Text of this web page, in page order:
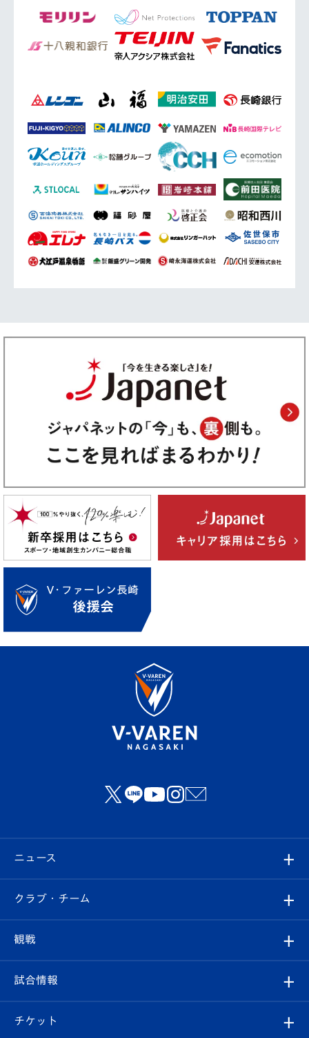
ニュース
すべて
クラブ
試合情報
クラブ・チーム
クラブ概要
観戦
観戦ルール
試合情報
試合日程/結果
チケット